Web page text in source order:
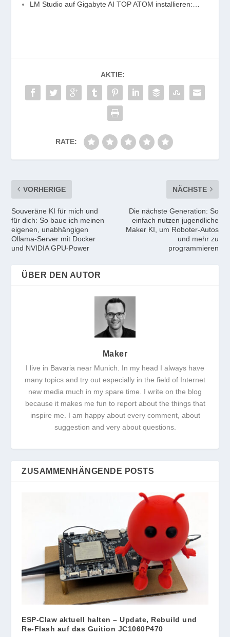
LM Studio auf Gigabyte AI TOP ATOM installieren:…
AKTIE:
RATE:
VORHERIGE
Souveräne KI für mich und
für dich: So baue ich meinen
eigenen, unabhängigen
Ollama-Server mit Docker
und NVIDIA GPU-Power
NÄCHSTE
Die nächste Generation: So
einfach nutzen jugendliche
Maker KI, um Roboter-Autos
und mehr zu
programmieren
ÜBER DEN AUTOR
Maker
I live in Bavaria near Munich. In my head I always have
many topics and try out especially in the field of Internet
new media much in my spare time. I write on the blog
because it makes me fun to report about the things that
inspire me. I am happy about every comment, about
suggestion and very about questions.
ZUSAMMENHÄNGENDE POSTS
ESP-Claw aktuell halten – Update, Rebuild und
Re-Flash auf das Guition JC1060P470